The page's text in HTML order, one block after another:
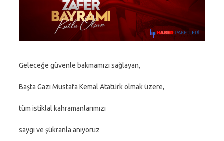
Geleceğe güvenle bakmamızı sağlayan,
Başta Gazi Mustafa Kemal Atatürk olmak üzere,
tüm istiklal kahramanlarımızı
saygı ve şükranla anıyoruz